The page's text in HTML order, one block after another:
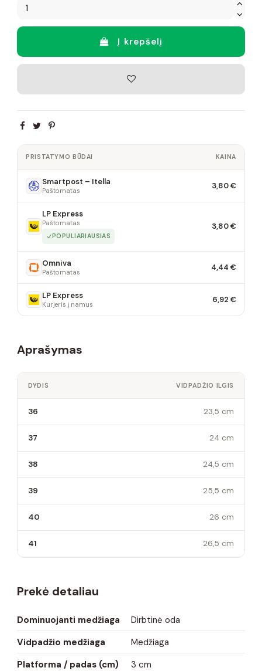
Į krepšelį
PRISTATYMO BŪDAI KAINA
Smartpost – Itella
Paštomatas 3,80 €
LP Express
Paštomatas
POPULIARIAUSIAS
3,80 €
Omniva
Paštomatas 4,44 €
LP Express
Kurjeris į namus 6,92 €
Aprašymas
DYDIS VIDPADŽIO ILGIS
36 23,5 cm
37 24 cm
38 24,5 cm
39 25,5 cm
40 26 cm
41 26,5 cm
Prekė detaliau
Dominuojanti medžiaga
Dirbtinė oda
Vidpadžio medžiaga
Medžiaga
Platforma / padas (cm)
3 cm